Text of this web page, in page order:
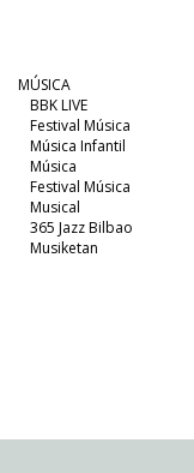
MÚSICA
BBK LIVE
Festival Música
Música Infantil
Música
Festival Música
Musical
365 Jazz Bilbao
Musiketan